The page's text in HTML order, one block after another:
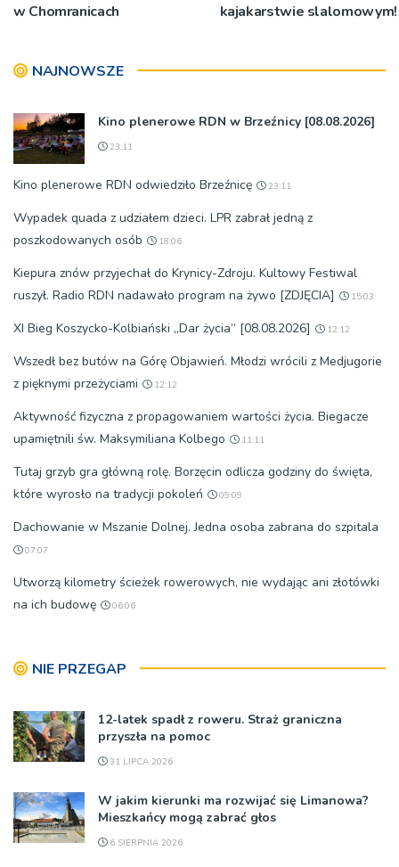
w Chomranicach
kajakarstwie slalomowym!
NAJNOWSZE
Kino plenerowe RDN w Brzeźnicy [08.08.2026]
23:11
Kino plenerowe RDN odwiedziło Brzeźnicę 23:11
Wypadek quada z udziałem dzieci. LPR zabrał jedną z
poszkodowanych osób
18:06
Kiepura znów przyjechał do Krynicy-Zdroju. Kultowy Festiwal
ruszył. Radio RDN nadawało program na żywo [ZDJĘCIA]
15:03
XI Bieg Koszycko-Kolbiański „Dar życia” [08.08.2026] 12:12
Wszedł bez butów na Górę Objawień. Młodzi wrócili z Medjugorie
z pięknymi przeżyciami
12:12
Aktywność fizyczna z propagowaniem wartości życia. Biegacze
upamiętnili św. Maksymiliana Kolbego
11:11
Tutaj grzyb gra główną rolę. Borzęcin odlicza godziny do święta,
które wyrosło na tradycji pokoleń
09:09
Dachowanie w Mszanie Dolnej. Jedna osoba zabrana do szpitala
07:07
Utworzą kilometry ścieżek rowerowych, nie wydając ani złotówki
na ich budowę
06:06
NIE PRZEGAP
12-latek spadł z roweru. Straż graniczna
przyszła na pomoc
31 LIPCA 2026
W jakim kierunki ma rozwijać się Limanowa?
Mieszkańcy mogą zabrać głos
6 SIERPNIA 2026